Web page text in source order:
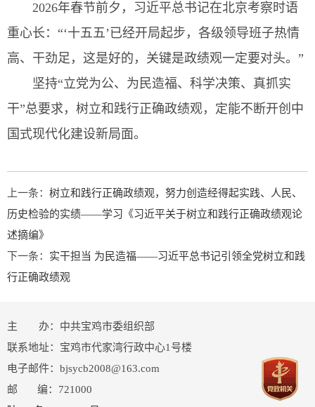
2026年春节前夕，习近平总书记在北京考察时语
重心长：“‘十五五’已经开局起步，各级领导班子热情
高、干劲足，这是好的，关键是政绩观一定要对头。”
坚持“立党为公、为民造福、科学决策、真抓实
干”总要求，树立和践行正确政绩观，定能不断开创中
国式现代化建设新局面。
上一条： 树立和践行正确政绩观，努力创造经得起实践、人民、
历史检验的实绩——学习《习近平关于树立和践行正确政绩观论
述摘编》
下一条： 实干担当 为民造福——习近平总书记引领全党树立和践
行正确政绩观
主 办：中共宝鸡市委组织部
联系地址：宝鸡市代家湾行政中心1号楼
电子邮件：bjsycb2008@163.com
邮 编：721000